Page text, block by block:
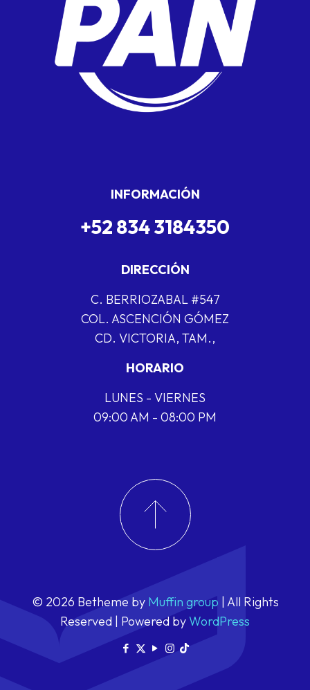
INFORMACIÓN
+52 834 3184350
DIRECCIÓN
C. BERRIOZABAL #547
COL. ASCENCIÓN GÓMEZ
CD. VICTORIA, TAM.,
HORARIO
LUNES - VIERNES
09:00 AM - 08:00 PM
© 2026 Betheme by Muffin group | All Rights
Reserved | Powered byWordPress